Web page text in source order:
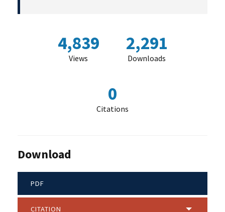
4,839
Views
2,291
Downloads
0
Citations
Download
PDF
CITATION